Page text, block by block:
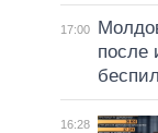
17:00
после
16:28